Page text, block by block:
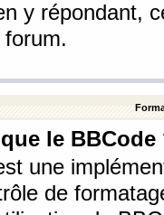
y répondant,
le BBCode
une
de